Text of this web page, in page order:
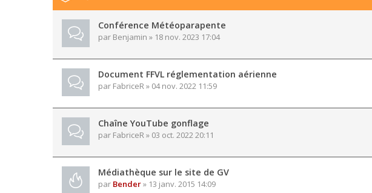
Conférence Météoparapente
par Benjamin » 18 nov. 2023 17:04
Document FFVL réglementation aérienne
par FabriceR» 04 nov. 2022 11:59
Chaîne YouTube gonflage
par FabriceR» 03 oct. 2022 20:11
Médiathèque sur le site de GV
par Bender» 13 janv. 2015 14:09